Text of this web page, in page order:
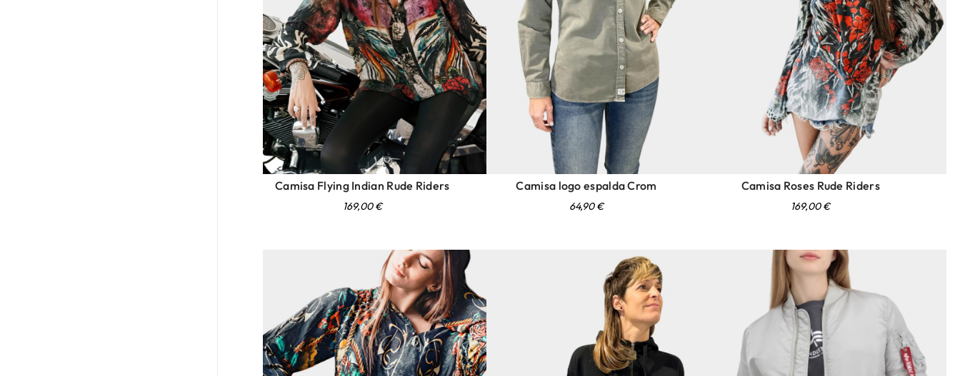
Camisa Flying Indian Rude Riders
169,00€
Camisa logo espalda Crom
64,90€
Camisa Roses Rude Riders
169,00€